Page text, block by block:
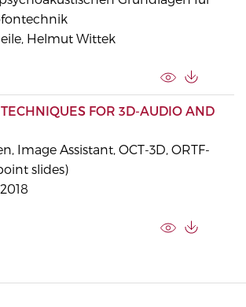
Helmut Wittek
FOR 3D-AUDIO AND
Image Assistant, OCT-3D, ORTF-
slides)